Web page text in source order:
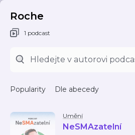
Roche
1 podcast
Popularity Dle abecedy
Umění
NeSMAzatelní